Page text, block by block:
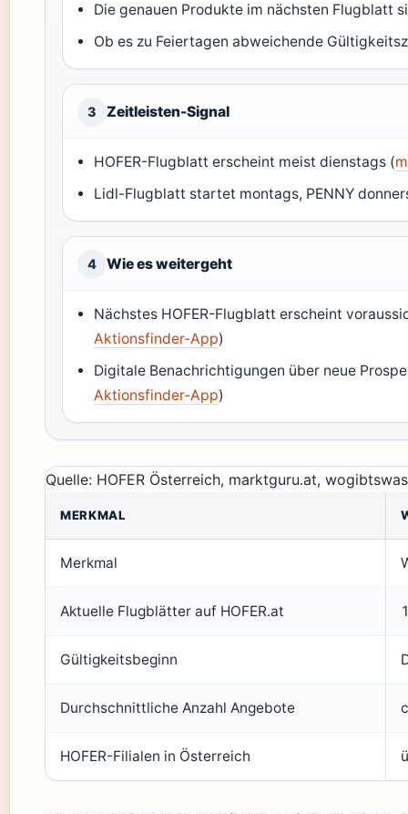
Die genauen Produkte im nächsten Flugblatt
Ob es zu Feiertagen abweichende
3 Zeitleisten-Signal
HOFER-Flugblatt erscheint meist dienstags (
Lidl-Flugblatt startet montags, PENNY
4 Wie es weitergeht
Nächstes HOFER-Flugblatt erscheint
Aktionsfinder-App)
Digitale Benachrichtigungen über neue
Aktionsfinder-App)
Quelle: HOFER Österreich, marktguru.at,
MERKMAL
Merkmal
Aktuelle Flugblätter auf HOFER.at
Gültigkeitsbeginn
Durchschnittliche Anzahl Angebote
HOFER-Filialen in Österreich